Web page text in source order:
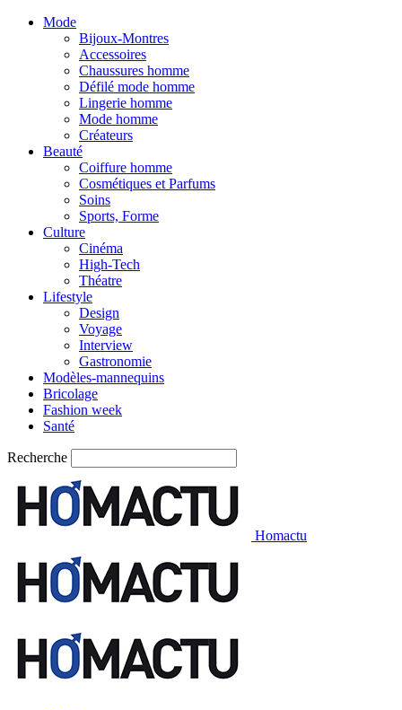
Mode
Bijoux-Montres
Accessoires
Chaussures homme
Défilé mode homme
Lingerie homme
Mode homme
Créateurs
Beauté
Coiffure homme
Cosmétiques et Parfums
Soins
Sports, Forme
Culture
Cinéma
High-Tech
Théatre
Lifestyle
Design
Voyage
Interview
Gastronomie
Modèles-mannequins
Bricolage
Fashion week
Santé
Recherche
Homactu